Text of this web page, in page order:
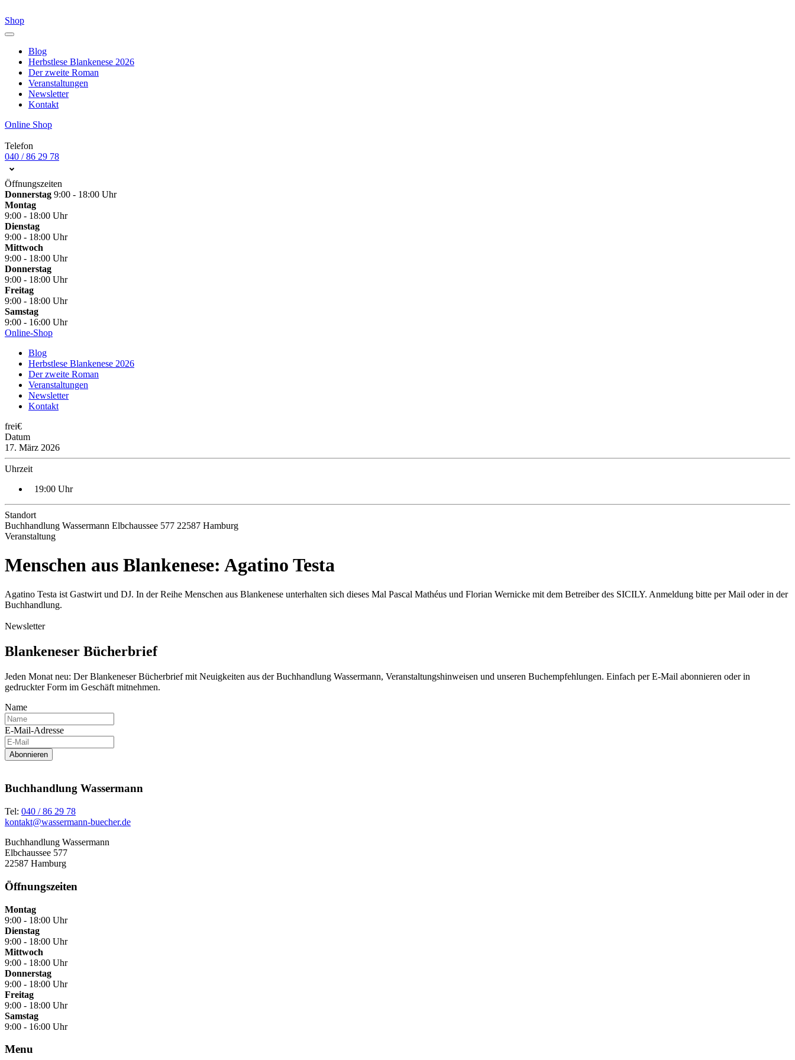
Shop
Blog
Herbstlese Blankenese 2026
Der zweite Roman
Veranstaltungen
Newsletter
Kontakt
Online Shop
Telefon
040 / 86 29 78
Öffnungszeiten
Donnerstag 9:00 - 18:00 Uhr
Montag
9:00 - 18:00 Uhr
Dienstag
9:00 - 18:00 Uhr
Mittwoch
9:00 - 18:00 Uhr
Donnerstag
9:00 - 18:00 Uhr
Freitag
9:00 - 18:00 Uhr
Samstag
9:00 - 16:00 Uhr
Online-Shop
Blog
Herbstlese Blankenese 2026
Der zweite Roman
Veranstaltungen
Newsletter
Kontakt
frei€
Datum
17. März 2026
Uhrzeit
19:00 Uhr
Standort
Buchhandlung Wassermann Elbchaussee 577 22587 Hamburg
Veranstaltung
Menschen aus Blankenese: Agatino Testa
Agatino Testa ist Gastwirt und DJ. In der Reihe Menschen aus Blankenese unterhalten sich dieses Mal Pascal Mathéus und Florian Wernicke mit dem Betreiber des SICILY. Anmeldung bitte per Mail oder in der
Buchhandlung.
Newsletter
Blankeneser Bücherbrief
Jeden Monat neu: Der Blankeneser Bücherbrief mit Neuigkeiten aus der Buchhandlung Wassermann, Veranstaltungshinweisen und unseren Buchempfehlungen. Einfach per E-Mail abonnieren oder in
gedruckter Form im Geschäft mitnehmen.
Name
E-Mail-Adresse
Abonnieren
Buchhandlung Wassermann
Tel: 040 / 86 29 78
kontakt@wassermann-buecher.de
Buchhandlung Wassermann
Elbchaussee 577
22587 Hamburg
Öffnungszeiten
Montag
9:00 - 18:00 Uhr
Dienstag
9:00 - 18:00 Uhr
Mittwoch
9:00 - 18:00 Uhr
Donnerstag
9:00 - 18:00 Uhr
Freitag
9:00 - 18:00 Uhr
Samstag
9:00 - 16:00 Uhr
Menu